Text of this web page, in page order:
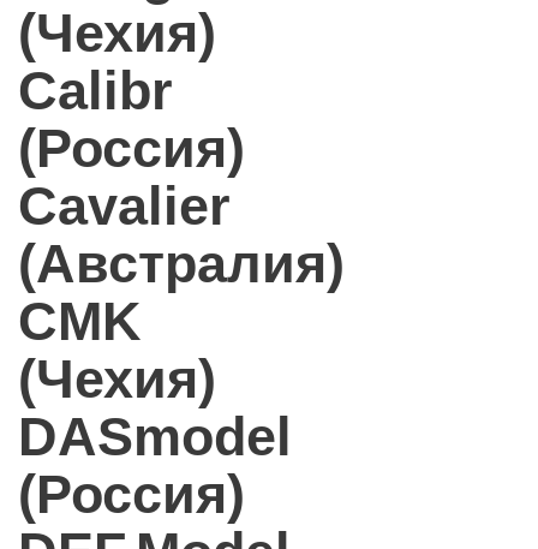
(Чехия)
Calibr
(Россия)
Cavalier
(Австралия)
CMK
(Чехия)
DASmodel
(Россия)